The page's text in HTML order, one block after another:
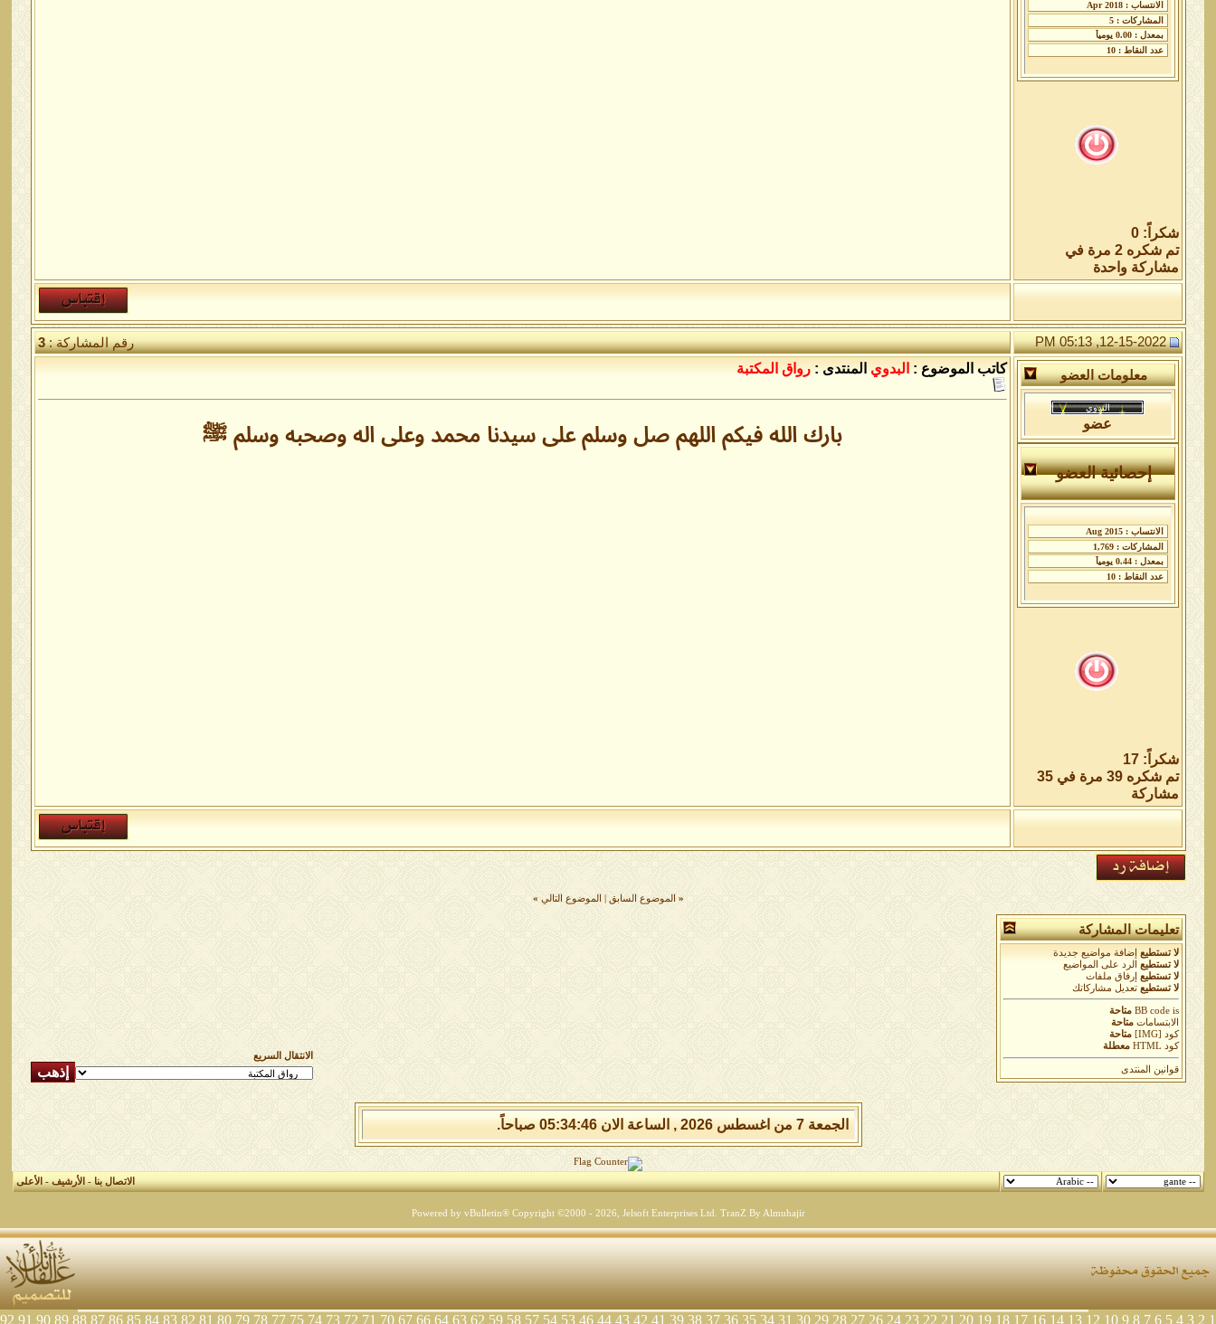
شكراً: 0
تم شكره 2 مرة في
مشاركة واحدة
12-15-2022, 05:13 PM رقم المشاركة :3
معلومات العضو
عضو
إحصائية العضو
شكراً: 17
تم شكره 39 مرة في 35
مشاركة
كاتب الموضوع : البدوي المنتدى : رواق المكتبة
بارك الله فيكم اللهم صل وسلم على سيدنا محمد وعلى اله وصحبه وسلم ﷺ
« الموضوع السابق الموضوع التالي »
تعليمات المشاركة
لا تستطيع
إضافة مواضيع جديدة
لا تستطيع
الرد على المواضيع
لا تستطيع
إرفاق ملفات
لا تستطيع تعديل مشاركاتك
BB codeis
متاحة
الابتسامات متاحة
كود [IMG]
متاحة
كود HTML
معطلة
قوانين المنتدى
الانتقال السريع
الجمعة 7 من اغسطس 2026 , الساعة الان 05:34:47 صباحاً.
الاتصال بنا-الأرشيف-الأعلى
Powered by vBulletin® Copyright ©2000 - 2026, Jelsoft Enterprises Ltd. TranZ By Almuhajir
1
2
3
4
5
6
7
8
9
10
12
13
14
16
17
18
19
20
21
22
23
24
26
27
28
29
30
31
34
35
36
37
38
39
41
42
43
44
46
53
54
57
58
59
62
63
64
66
67
70
71
72
73
74
75
77
78
79
80
81
82
83
84
85
86
87
88
89
90
91
92